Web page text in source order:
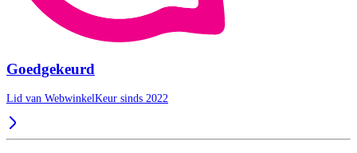
Goedgekeurd
Lid van WebwinkelKeur sinds 2022